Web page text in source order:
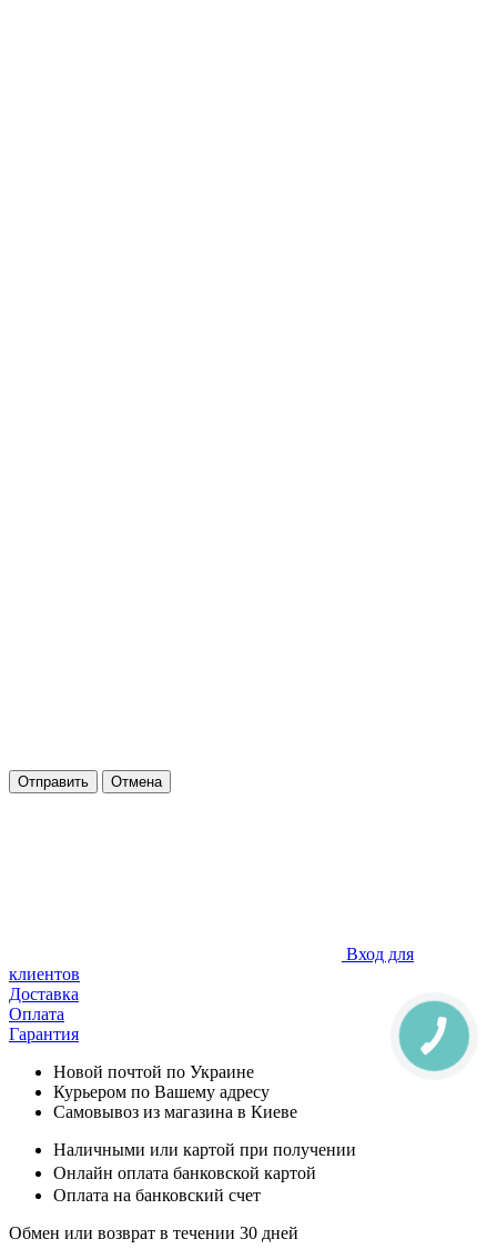
Отправить Отмена
Вход для
клиентов
Доставка
Оплата
Гарантия
Новой почтой по Украине
Курьером по Вашему адресу
Самовывоз из магазина в Киеве
Наличными или картой при получении
Онлайн оплата банковской картой
Оплата на банковский счет
Обмен или возврат в течении 30 дней